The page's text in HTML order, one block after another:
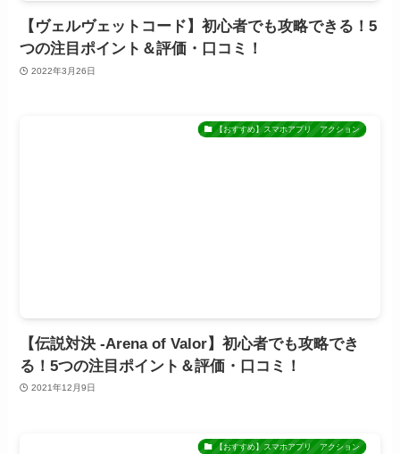
【ヴェルヴェットコード】初心者でも攻略できる！5
つの注目ポイント＆評価・口コミ！
2022年3月26日
【おすすめ】スマホアプリ アクション
【伝説対決 -Arena of Valor】初心者でも攻略でき
る！5つの注目ポイント＆評価・口コミ！
2021年12月9日
【おすすめ】スマホアプリ アクション